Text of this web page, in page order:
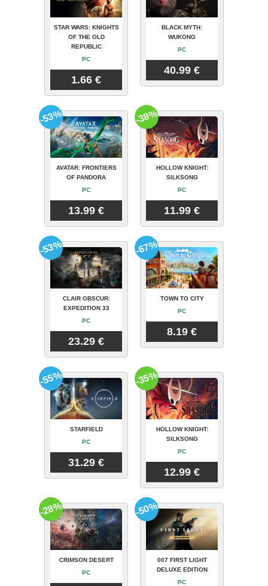
STAR WARS: KNIGHTS
OF THE OLD
REPUBLIC
PC
1.66 €
BLACK MYTH:
WUKONG
PC
40.99 €
AVATAR: FRONTIERS
OF PANDORA
PC
13.99 €
-53%
HOLLOW KNIGHT:
SILKSONG
PC
11.99 €
-38%
CLAIR OBSCUR:
EXPEDITION 33
PC
23.29 €
-53%
TOWN TO CITY
PC
8.19 €
-67%
STARFIELD
PC
31.29 €
-55%
HOLLOW KNIGHT:
SILKSONG
PC
12.99 €
-35%
CRIMSON DESERT
PC
-28%
007 FIRST LIGHT
DELUXE EDITION
PC
-50%